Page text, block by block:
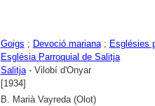
Goigs ; Devoció mariana; Esglésies
Església Parroquial de Salitja
Salitja- Vilobí d'Onyar
[1934]
B. Marià Vayreda (Olot)